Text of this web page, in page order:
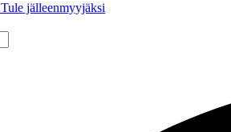
Tule jälleenmyyjäksi